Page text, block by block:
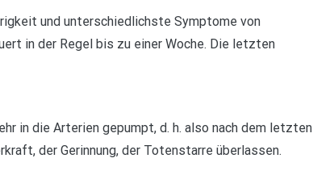
und unterschiedlichste Symptome von
in der Regel bis zu einer Woche. Die letzten
in die Arterien gepumpt, d. h. also nach dem letzten
der Gerinnung, der Totenstarre überlassen.